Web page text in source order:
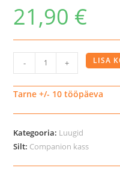
21,90 €
Mate
luugi
ustele
kogus
- + LISA
Tarne +/- 10 tööpäeva
Kategooria: Luugid
Silt: Companion kass